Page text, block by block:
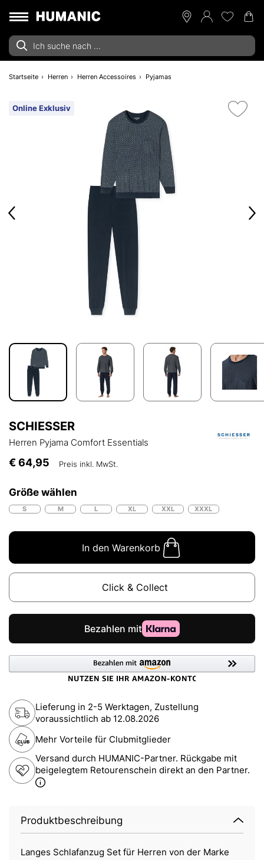
Startseite Herren Herren Accessoires Pyjamas
Online Exklusiv
SCHIESSER
Herren Pyjama Comfort Essentials
€ 64,95 Preis inkl. MwSt.
Größe wählen
S M L XL XXL XXXL
In den Warenkorb
Click & Collect
Lieferung in 2-5 Werktagen, Zustellung
voraussichtlich ab 12.08.2026
Mehr Vorteile für Clubmitglieder
Versand durch HUMANIC-Partner. Rückgabe mit
beigelegtem Retourenschein direkt an den Partner.
Produktbeschreibung
Langes Schlafanzug Set für Herren von der Marke